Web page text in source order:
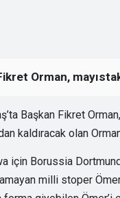
Orman,
Başkan Fikret
kaldıracak olan Orman,
için Borussia
milli stoper Ömer